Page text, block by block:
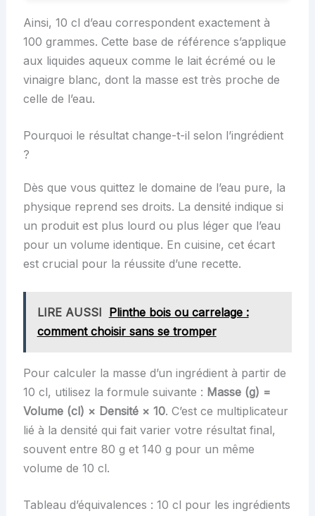
Ainsi, 10 cl d’eau correspondent exactement à
100 grammes. Cette base de référence s’applique
aux liquides aqueux comme le lait écrémé ou le
vinaigre blanc, dont la masse est très proche de
celle de l’eau.
Pourquoi le résultat change-t-il selon l’ingrédient
?
Dès que vous quittez le domaine de l’eau pure, la
physique reprend ses droits. La densité indique si
un produit est plus lourd ou plus léger que l’eau
pour un volume identique. En cuisine, cet écart
est crucial pour la réussite d’une recette.
LIRE AUSSI Plinthe bois ou carrelage :
comment choisir sans se tromper
Pour calculer la masse d’un ingrédient à partir de
10 cl, utilisez la formule suivante : Masse (g) =
Volume (cl) × Densité × 10. C’est ce multiplicateur
lié à la densité qui fait varier votre résultat final,
souvent entre 80 g et 140 g pour un même
volume de 10 cl.
Tableau d’équivalences : 10 cl pour les ingrédients